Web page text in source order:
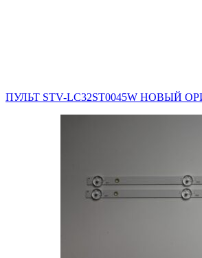
ПУЛЬТ STV-LC32ST0045W НОВЫЙ